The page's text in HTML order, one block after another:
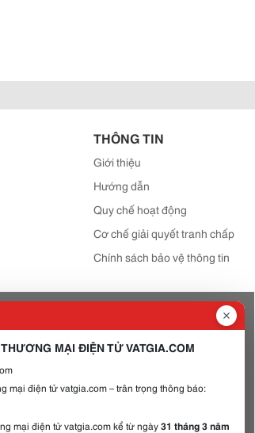
THÔNG TIN
Giới thiệu
Hướng dẫn
Quy chế hoạt động
Cơ chế giải quyết tranh chấp
Chính sách bảo vệ thông tin
MẠI ĐIỆN TỬ VATGIA.COM
mại điện tử vatgia.com – trân trọng thông báo:
mại điện tử vatgia.com kể từ ngày31 tháng 3 năm